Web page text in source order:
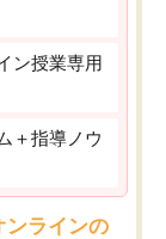
ン授業専用
＋指導ノウ
ンラインの